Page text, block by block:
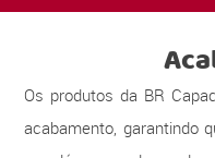
Os produtos da BR
acabamento, garantindo